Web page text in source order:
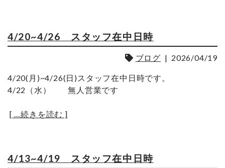
4/20~4/26 スタッフ在中日時
ブログ | 2026/04/19
4/20(月)~4/26(日)スタッフ在中日時です。
4/22（水） 無人営業です
[ …続きを読む ]
4/13~4/19 スタッフ在中日時